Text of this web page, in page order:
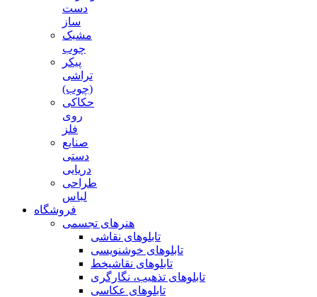
دست
ساز
مشبک
چوب
پیکر
تراشی
(چوب)
حکاکی
روی
فلز
صنایع
دستی
دریایی
طراحی
لباس
فروشگاه
هنرهای تجسمی
تابلوهای نقاشی
تابلوهای خوشنویسی
تابلوهای نقاشیخط
تابلوهای تذهیب، نگارگری
تابلوهای عکاسی